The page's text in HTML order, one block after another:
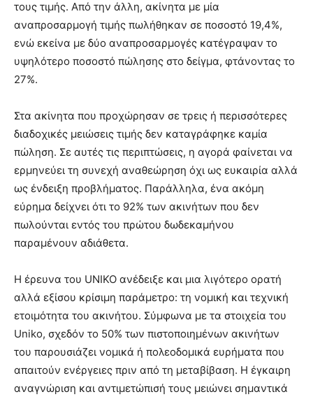
τους τιμής. Από την άλλη, ακίνητα με μία
αναπροσαρμογή τιμής πωλήθηκαν σε ποσοστό 19,4%,
ενώ εκείνα με δύο αναπροσαρμογές κατέγραψαν το
υψηλότερο ποσοστό πώλησης στο δείγμα, φτάνοντας το
27%.
Στα ακίνητα που προχώρησαν σε τρεις ή περισσότερες
διαδοχικές μειώσεις τιμής δεν καταγράφηκε καμία
πώληση. Σε αυτές τις περιπτώσεις, η αγορά φαίνεται να
ερμηνεύει τη συνεχή αναθεώρηση όχι ως ευκαιρία αλλά
ως ένδειξη προβλήματος. Παράλληλα, ένα ακόμη
εύρημα δείχνει ότι το 92% των ακινήτων που δεν
πωλούνται εντός του πρώτου δωδεκαμήνου
παραμένουν αδιάθετα.
Η έρευνα του UNIKO ανέδειξε και μια λιγότερο ορατή
αλλά εξίσου κρίσιμη παράμετρο: τη νομική και τεχνική
ετοιμότητα του ακινήτου. Σύμφωνα με τα στοιχεία του
Uniko, σχεδόν το 50% των πιστοποιημένων ακινήτων
του παρουσιάζει νομικά ή πολεοδομικά ευρήματα που
απαιτούν ενέργειες πριν από τη μεταβίβαση. Η έγκαιρη
αναγνώριση και αντιμετώπισή τους μειώνει σημαντικά